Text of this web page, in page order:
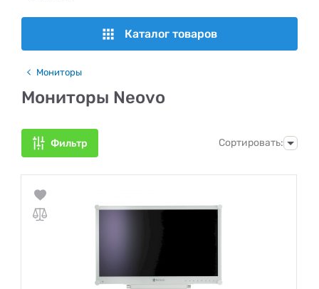
Каталог товаров
Мониторы
Мониторы Neovo
Фильтр Сортировать: